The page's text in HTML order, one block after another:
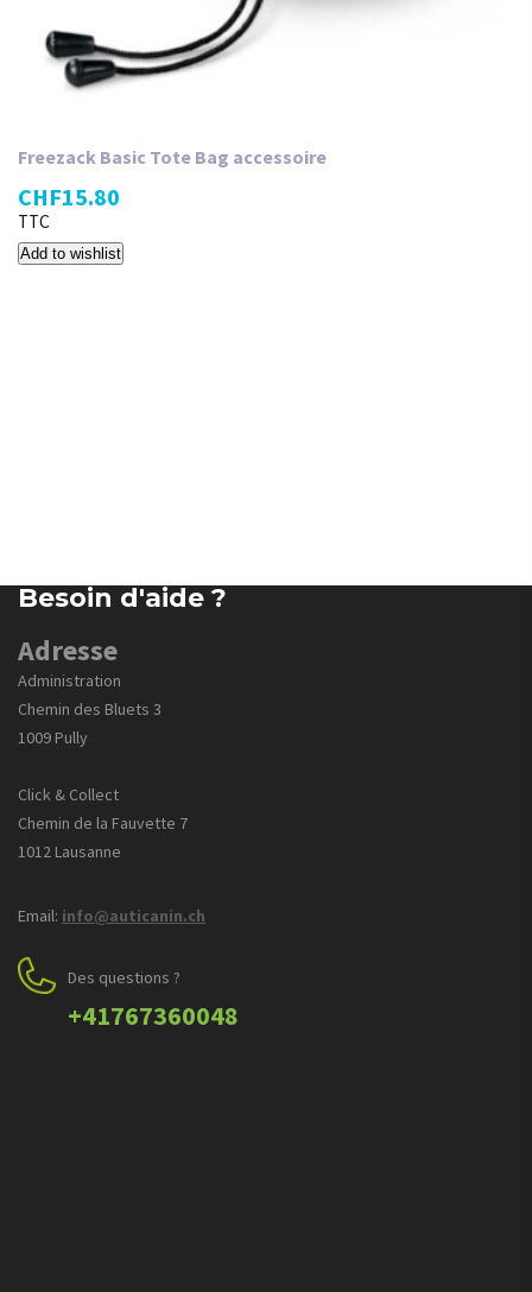
Freezack Basic Tote Bag accessoire
CHF15.80
TTC
Add to wishlist
Besoin d'aide ?
Adresse
Administration
Chemin des Bluets 3
1009 Pully
Click & Collect
Chemin de la Fauvette 7
1012 Lausanne
Email: info@auticanin.ch
Des questions ?
+41767360048